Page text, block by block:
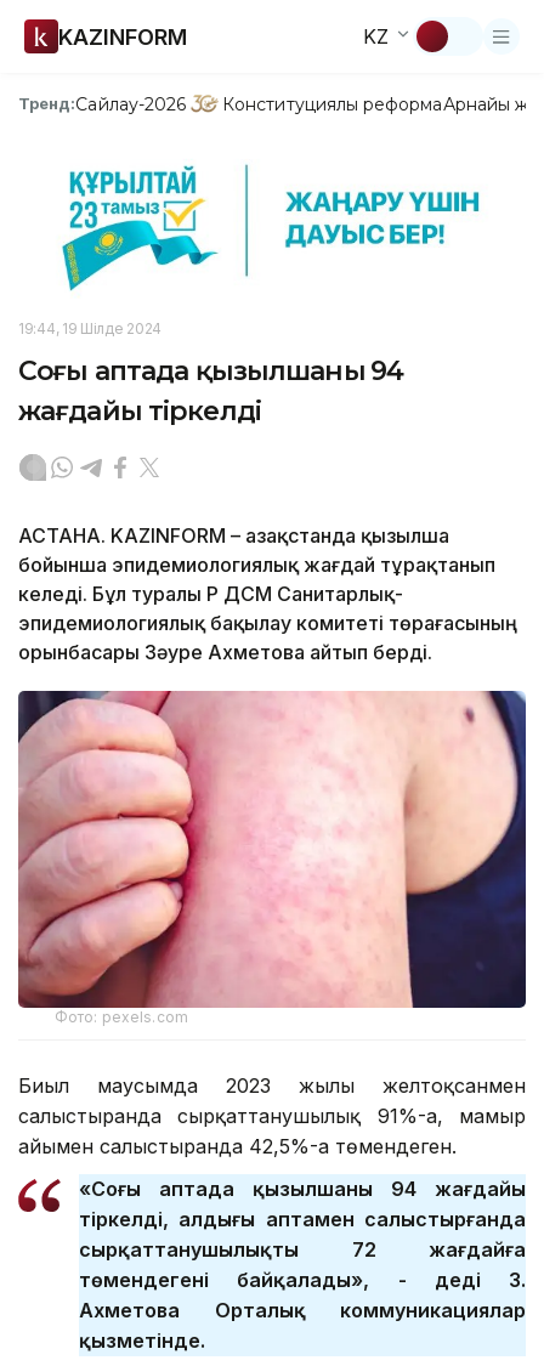
KAZINFORM KZ
Тренд:Сайлау-2026 Конституциялық реформаАрнайы
19:44, 19 Шілде 2024
Соңғы аптада қызылшаның 94
жағдайы тіркелді
АСТАНА. KAZINFORM – Қазақстанда қызылша
бойынша эпидемиологиялық жағдай тұрақтанып
келеді. Бұл туралы ҚР ДСМ Санитарлық-
эпидемиологиялық бақылау комитеті төрағасының
орынбасары Зәуре Ахметова айтып берді.
Фото: pexels.com
Биыл маусымда 2023 жылғы желтоқсанмен
салыстырғанда сырқаттанушылық 91%-ға, мамыр
айымен салыстырғанда 42,5%-ға төмендеген.
«Соңғы аптада қызылшаның 94 жағдайы
тіркелді, алдыңғы аптамен салыстырғанда
сырқаттанушылықтың 72 жағдайға
төмендегені байқалады», - деді З.
Ахметова Орталық коммуникациялар
қызметінде.